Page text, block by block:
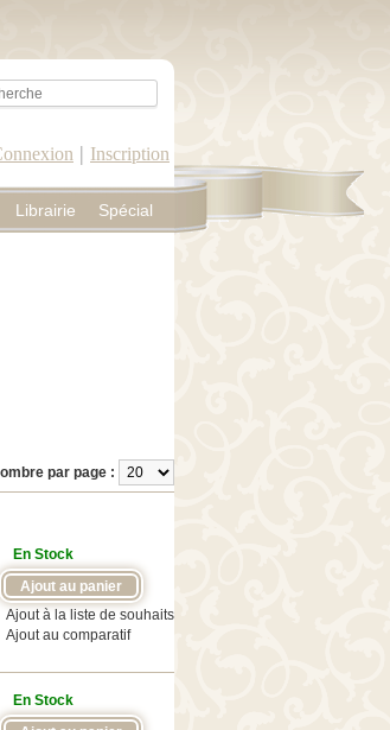
| Inscription
Librairie Spécial
par page :
En Stock
Ajout à la liste de souhaits
Ajout au comparatif
En Stock